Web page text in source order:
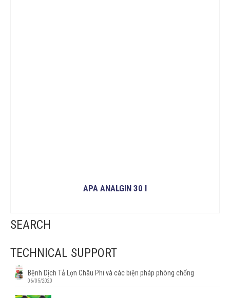
APA ANALGIN 30 I
SEARCH
TECHNICAL SUPPORT
Bệnh Dịch Tả Lợn Châu Phi và các biện pháp phòng chống
06/05/2020